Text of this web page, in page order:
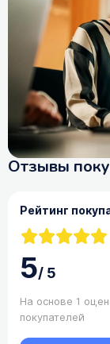
Отзывы
Рейтинг
5/5
На основе 1
покупателей